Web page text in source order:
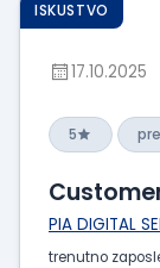
ISKUSTVO
17.10.2025
5
PIA DIGITAL
trenutno